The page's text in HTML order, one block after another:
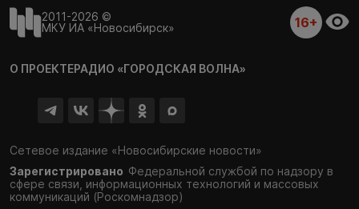
2011-2026 ©
МКУ ИА «Новосибирск»
16+
О ПРОЕКТЕРАДИО «ГОРОДСКАЯ ВОЛНА»
Сетевое издание «Новосибирские новости»
Зарегистрировано Федеральной службой по надзору в
сфере связи, информационных технологий и массовых
коммуникаций (Роскомнадзор)